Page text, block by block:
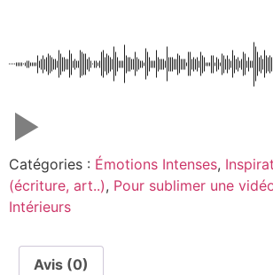
Catégories : Émotions Intenses,
(écriture, art..), Pour sublimer une
Intérieurs
Avis (0)